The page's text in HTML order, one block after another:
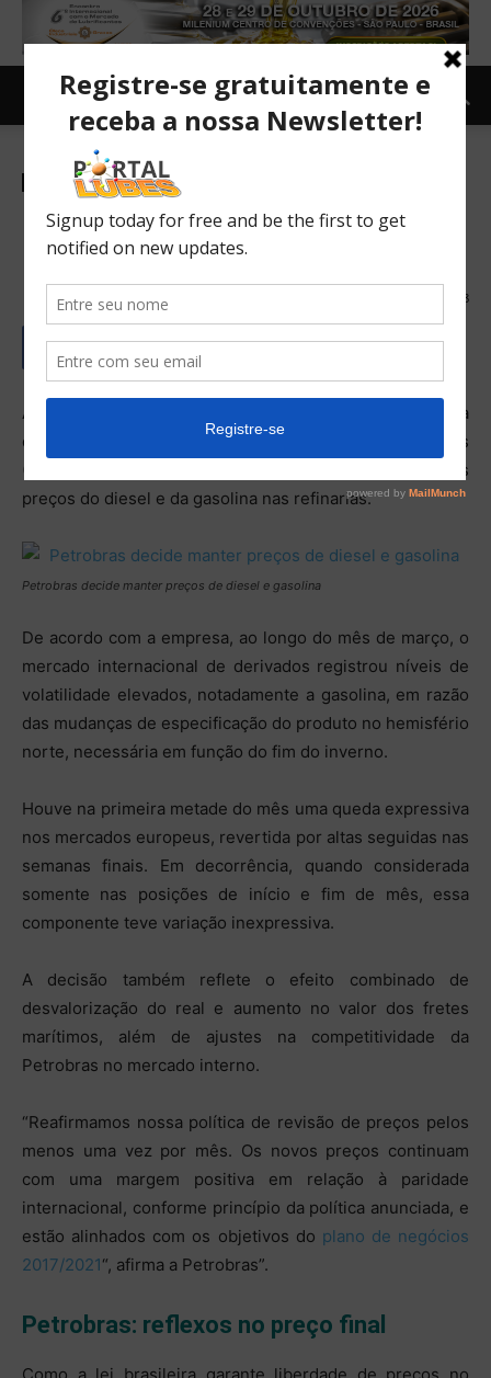
Combustíveis TOPNEWS
Petrobras decide manter
preços de diesel e gasolina
03/04/2017 218
A Petrobras anunciou que, de acordo com a sua política
de preços, o Grupo Executivo de Mercado e Preços
(GEMP) da empresa, após avaliação, decidiu manter os
preços do diesel e da gasolina nas refinarias.
Petrobras decide manter preços de diesel e gasolina
De acordo com a empresa, ao longo do mês de março, o
mercado internacional de derivados registrou níveis de
volatilidade elevados, notadamente a gasolina, em razão
das mudanças de especificação do produto no hemisfério
norte, necessária em função do fim do inverno.
Houve na primeira metade do mês uma queda expressiva
nos mercados europeus, revertida por altas seguidas nas
semanas finais. Em decorrência, quando considerada
somente nas posições de início e fim de mês, essa
componente teve variação inexpressiva.
A decisão também reflete o efeito combinado de
desvalorização do real e aumento no valor dos fretes
marítimos, além de ajustes na competitividade da
Petrobras no mercado interno.
“Reafirmamos nossa política de revisão de preços pelos
menos uma vez por mês. Os novos preços continuam
com uma margem positiva em relação à paridade
internacional, conforme princípio da política anunciada, e
estão alinhados com os objetivos do plano de negócios
2017/2021“, afirma a Petrobras”.
Petrobras: reflexos no preço final